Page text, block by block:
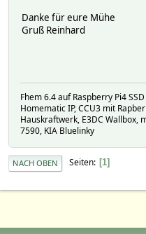
Danke für eure Mühe
Gruß Reinhard
Fhem 6.4 auf Raspberry Pi4
Homematic IP, CCU3 mit
Hauskraftwerk, E3DC Wallbox,
7590, KIA Bluelinky
NACH OBEN Seiten 1